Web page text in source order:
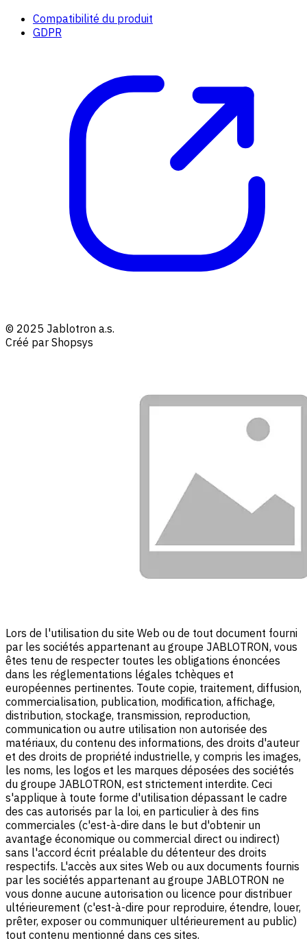
Compatibilité du produit
GDPR
© 2025 Jablotron a.s.
Créé par Shopsys
Lors de l'utilisation du site Web ou de tout document fourni
par les sociétés appartenant au groupe JABLOTRON, vous
êtes tenu de respecter toutes les obligations énoncées
dans les réglementations légales tchèques et
européennes pertinentes. Toute copie, traitement, diffusion,
commercialisation, publication, modification, affichage,
distribution, stockage, transmission, reproduction,
communication ou autre utilisation non autorisée des
matériaux, du contenu des informations, des droits d'auteur
et des droits de propriété industrielle, y compris les images,
les noms, les logos et les marques déposées des sociétés
du groupe JABLOTRON, est strictement interdite. Ceci
s'applique à toute forme d'utilisation dépassant le cadre
des cas autorisés par la loi, en particulier à des fins
commerciales (c'est-à-dire dans le but d'obtenir un
avantage économique ou commercial direct ou indirect)
sans l'accord écrit préalable du détenteur des droits
respectifs. L'accès aux sites Web ou aux documents fournis
par les sociétés appartenant au groupe JABLOTRON ne
vous donne aucune autorisation ou licence pour distribuer
ultérieurement (c'est-à-dire pour reproduire, étendre, louer,
prêter, exposer ou communiquer ultérieurement au public)
tout contenu mentionné dans ces sites.